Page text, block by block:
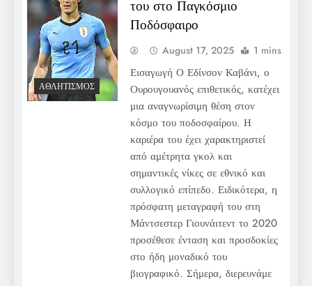
ΑΘΛΗΤΙΣΜΌΣ
του στο Παγκόσμιο
Ποδόσφαιρο
August 17, 2025 1 mins
Εισαγωγή Ο Εδίνσον Καβάνι, ο
Ουρουγουανός επιθετικός, κατέχει
μια αναγνωρίσιμη θέση στον
κόσμο του ποδοσφαίρου. Η
καριέρα του έχει χαρακτηριστεί
από αμέτρητα γκολ και
σημαντικές νίκες σε εθνικό και
συλλογικό επίπεδο. Ειδικότερα, η
πρόσφατη μεταγραφή του στη
Μάντσεστερ Γιουνάιτεντ το 2020
προσέθεσε ένταση και προσδοκίες
στο ήδη μοναδικό του
βιογραφικό. Σήμερα, διερευνάμε